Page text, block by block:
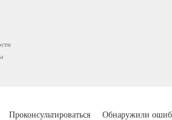
Проконсультироваться Обнаружили